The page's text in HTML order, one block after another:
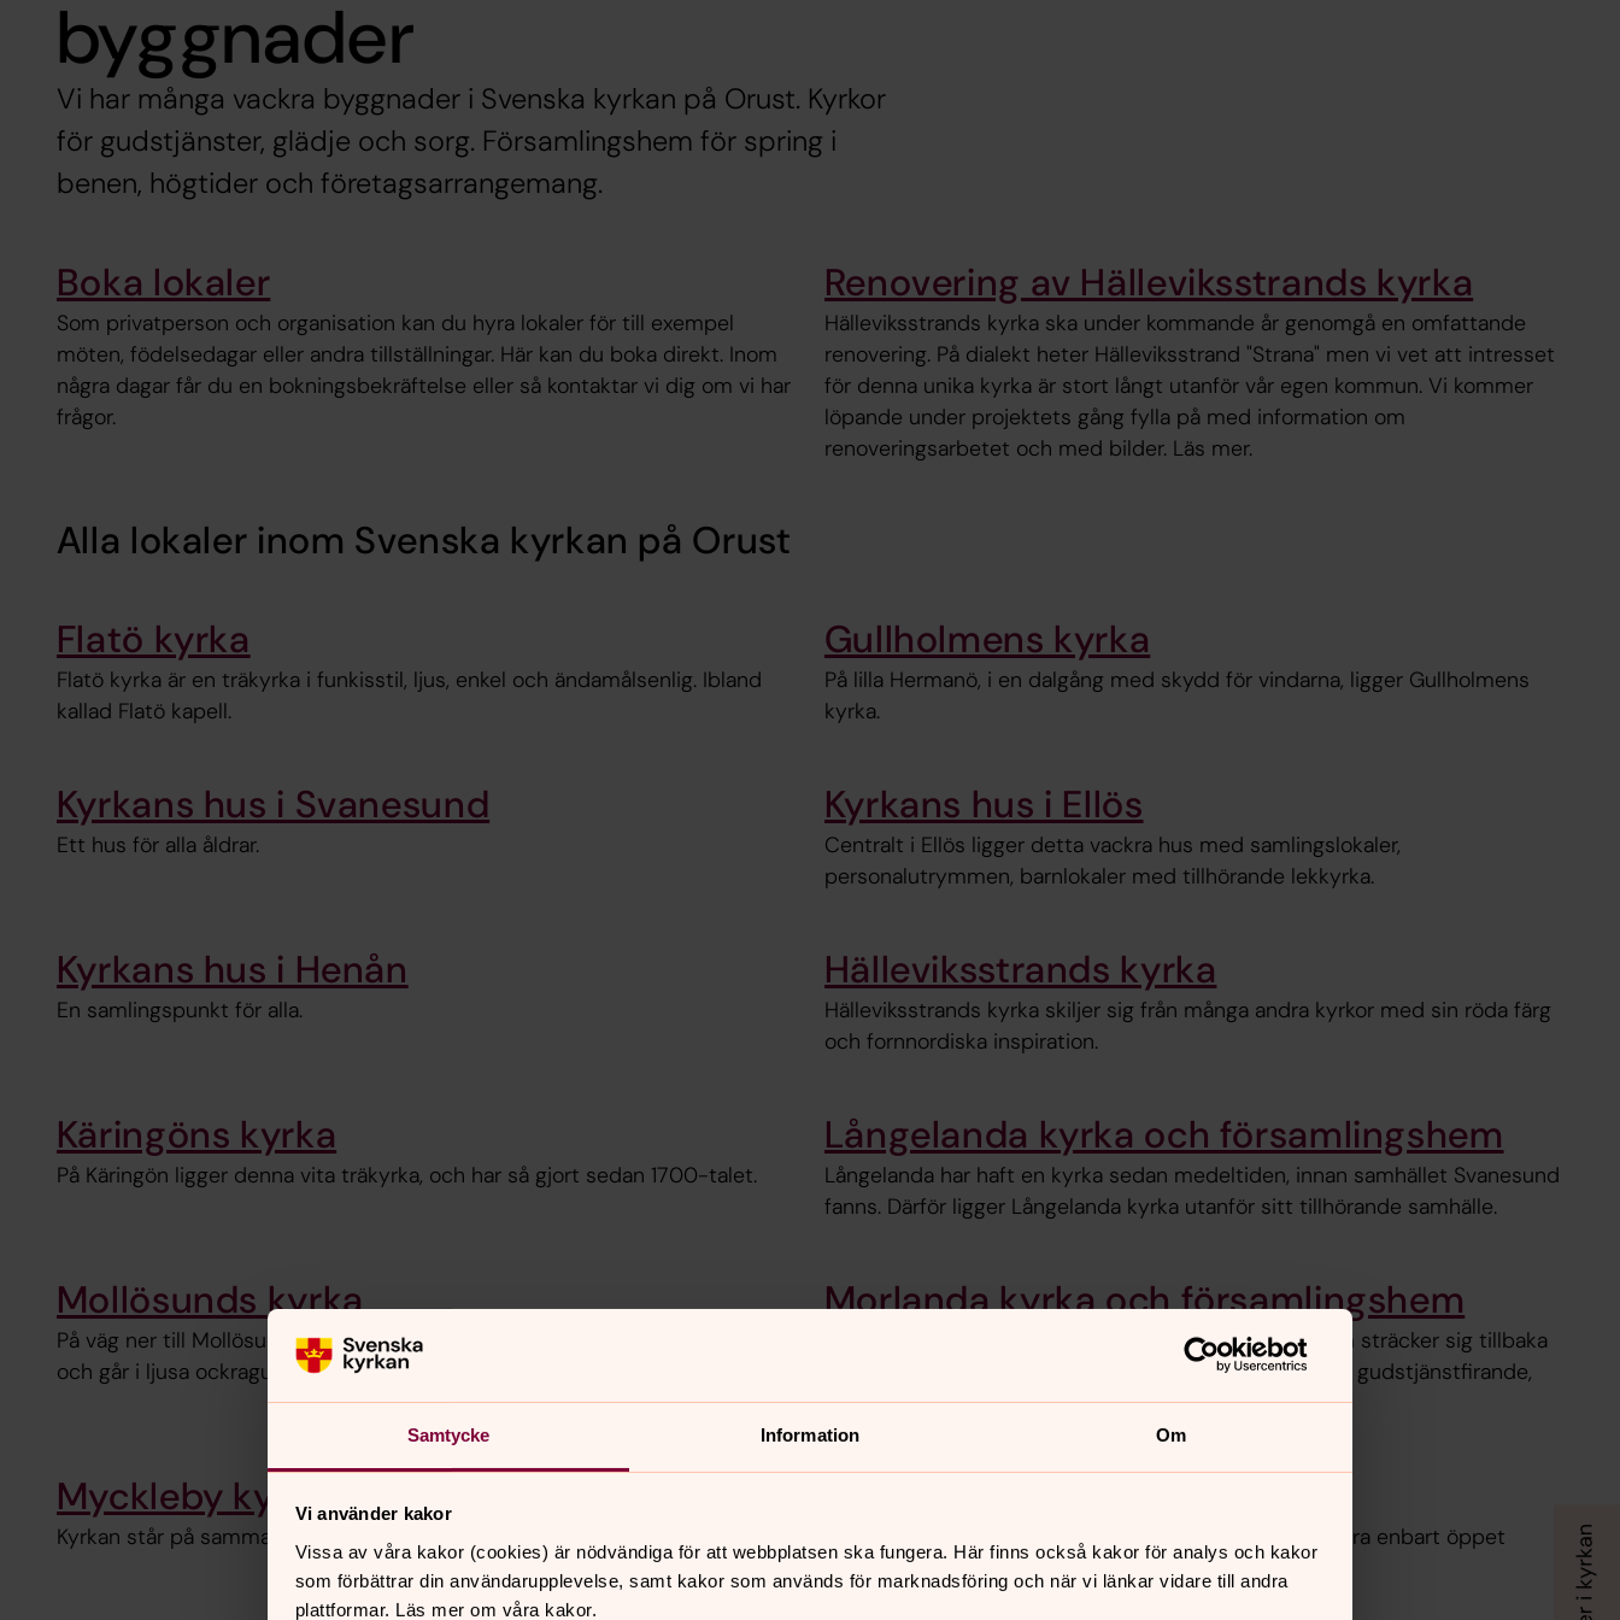
Samtycke Information Om
Vi använder kakor
Vissa av våra kakor (cookies) är nödvändiga för att webbplatsen ska fungera. Här finns också kakor för analys och kakor
som förbättrar din användarupplevelse, samt kakor som används för marknadsföring och när vi länkar vidare till andra
plattformar. Läs mer om våra kakor.
byggnader
Vi har många vackra byggnader i Svenska kyrkan på Orust. Kyrkor
för gudstjänster, glädje och sorg. Församlingshem för spring i
benen, högtider och företagsarrangemang.
Boka lokaler
Som privatperson och organisation kan du hyra lokaler för till exempel
möten, födelsedagar eller andra tillställningar. Här kan du boka direkt. Inom
några dagar får du en bokningsbekräftelse eller så kontaktar vi dig om vi har
frågor.
Renovering av Hälleviksstrands kyrka
Hälleviksstrands kyrka ska under kommande år genomgå en omfattande
renovering. På dialekt heter Hälleviksstrand "Strana" men vi vet att intresset
för denna unika kyrka är stort långt utanför vår egen kommun. Vi kommer
löpande under projektets gång fylla på med information om
renoveringsarbetet och med bilder. Läs mer.
Alla lokaler inom Svenska kyrkan på Orust
Flatö kyrka
Flatö kyrka är en träkyrka i funkisstil, ljus, enkel och ändamålsenlig. Ibland
kallad Flatö kapell.
Gullholmens kyrka
På lilla Hermanö, i en dalgång med skydd för vindarna, ligger Gullholmens
kyrka.
Kyrkans hus i Svanesund
Ett hus för alla åldrar.
Kyrkans hus i Ellös
Centralt i Ellös ligger detta vackra hus med samlingslokaler,
personalutrymmen, barnlokaler med tillhörande lekkyrka.
Kyrkans hus i Henån
En samlingspunkt för alla.
Hälleviksstrands kyrka
Hälleviksstrands kyrka skiljer sig från många andra kyrkor med sin röda färg
och fornnordiska inspiration.
Käringöns kyrka
På Käringön ligger denna vita träkyrka, och har så gjort sedan 1700-talet.
Långelanda kyrka och församlingshem
Långelanda har haft en kyrka sedan medeltiden, innan samhället Svanesund
fanns. Därför ligger Långelanda kyrka utanför sitt tillhörande samhälle.
Mollösunds kyrka
På väg ner till Mollösund ligger denna vackra träkyrka. Kyrkorummet är ljust
och går i ljusa ockragula toner.
Morlanda kyrka och församlingshem
Morlanda kyrka har en lång och intressant historia som sträcker sig tillbaka
till medeltiden. Än idag används kyrkan flitigt, både till gudstjänstfirande,
dop, bröllop och begravningar.
Myckleby kyrka och församlingshem
Kyrkan står på samma plats som 1100-tals kyrkan en gång gjorde.
Nösunds fina lilla kapell är byggt 1912. Kapellet är numera enbart öppet
sommartid och är mycket populärt för bröllop.